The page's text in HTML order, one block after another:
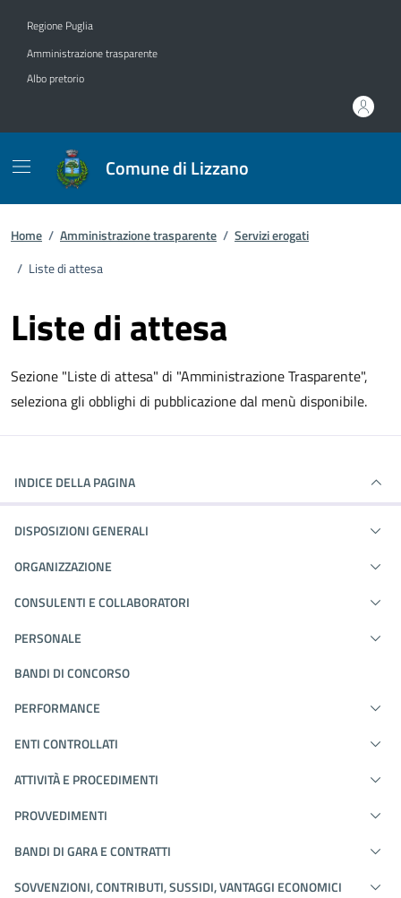
Regione Puglia
Amministrazione trasparente
Albo pretorio
Comune di Lizzano
Home / Amministrazione trasparente / Servizi erogati
/ Liste di attesa
Liste di attesa
Sezione "Liste di attesa" di "Amministrazione Trasparente",
seleziona gli obblighi di pubblicazione dal menù disponibile.
INDICE DELLA PAGINA
DISPOSIZIONI GENERALI
ORGANIZZAZIONE
CONSULENTI E COLLABORATORI
PERSONALE
BANDI DI CONCORSO
PERFORMANCE
ENTI CONTROLLATI
ATTIVITÀ E PROCEDIMENTI
PROVVEDIMENTI
BANDI DI GARA E CONTRATTI
SOVVENZIONI, CONTRIBUTI, SUSSIDI, VANTAGGI ECONOMICI